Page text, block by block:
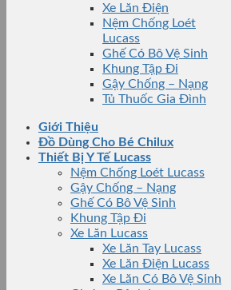
Xe Lăn Điện
Nệm Chống Loét
Lucass
Ghế Có Bô Vệ Sinh
Khung Tập Đi
Gậy Chống – Nạng
Tủ Thuốc Gia Đình
Giới Thiệu
Đồ Dùng Cho Bé Chilux
Thiết Bị Y Tế Lucass
Nệm Chống Loét Lucass
Gậy Chống – Nạng
Ghế Có Bô Vệ Sinh
Khung Tập Đi
Xe Lăn Lucass
Xe Lăn Tay Lucass
Xe Lăn Điện Lucass
Xe Lăn Có Bô Vệ Sinh